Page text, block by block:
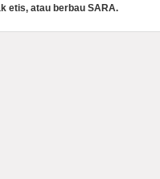
etis, atau berbau SARA.